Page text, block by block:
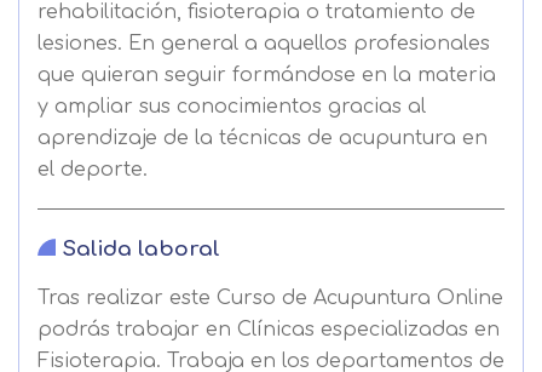
rehabilitación, fisioterapia o tratamiento de
lesiones. En general a aquellos profesionales
que quieran seguir formándose en la materia
y ampliar sus conocimientos gracias al
aprendizaje de la técnicas de acupuntura en
el deporte.
Salida laboral
Tras realizar este Curso de Acupuntura Online
podrás trabajar en Clínicas especializadas en
Fisioterapia. Trabaja en los departamentos de